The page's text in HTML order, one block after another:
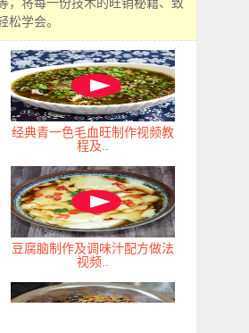
学会。
经典青一色毛血旺制作视频教
程及..
豆腐脑制作及调味汁配方做法
视频..